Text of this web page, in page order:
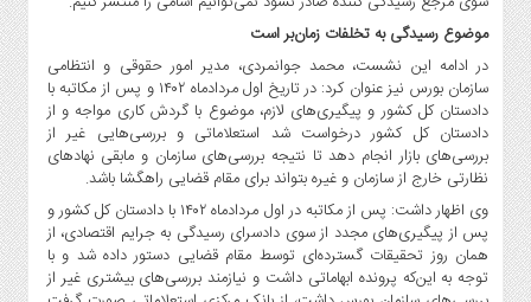
موضوع رسیدگی به تخلفات زمان‌بر است
در ادامه این نشست، محمد جوانمردی، مدیر امور حقوقی و انتظامی
سازمان بورس نیز عنوان کرد: در تاریخ اول مردادماه ۱۴۰۲ و پس از مکاتبه با
دادستان کل کشور و پیگیری‌های لازم، موضوع با گردش کاری مواجه و از
دادستان کل کشور درخواست شد استعلاماتی و بررسی‌هایی غیر از
بررسی‌های بازار انجام دهد تا نتیجه بررسی‌های سازمان و مابقی نهادهای
نظارتی خارج از سازمان و غیره بتواند برای مقام قضایی راهگشا باشد.
وی اظهار داشت: پس از مکاتبه در اول مردادماه ۱۴۰۲ با دادستان کل کشور و
پس از پیگیری‌های مجدد از سوی دادسرای رسیدگی به جرایم اقتصادی، از
همان روز تحقیقات گسترده‌ای توسط مقام قضایی دستور داده شد و با
توجه به این‌که پرونده ابهاماتی داشت و نیازمند بررسی‌های بیشتری غیر از